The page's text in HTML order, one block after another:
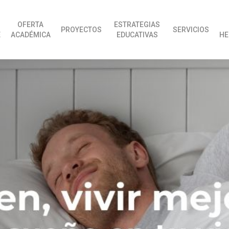
OFERTA
ACADÉMICA
PROYECTOS
ESTRATEGIAS
EDUCATIVAS
SERVICIOS